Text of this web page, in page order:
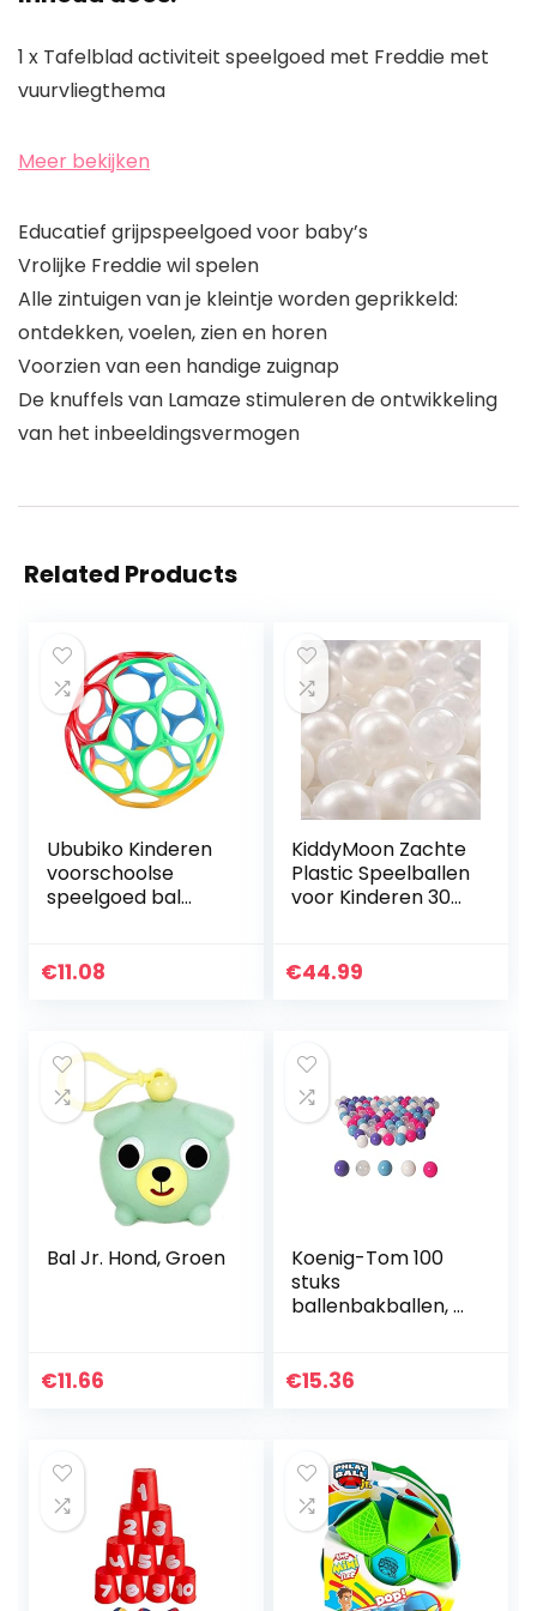
1 x Tafelblad activiteit speelgoed met Freddie met
vuurvliegthema
Meer bekijken
Educatief grijpspeelgoed voor baby’s
Vrolijke Freddie wil spelen
Alle zintuigen van je kleintje worden geprikkeld:
ontdekken, voelen, zien en horen
Voorzien van een handige zuignap
De knuffels van Lamaze stimuleren de ontwikkeling
van het inbeeldingsvermogen
Related Products
Ububiko Kinderen
voorschoolse
speelgoed bal
speelgoed bal
€11.08
KiddyMoon Zachte
Plastic Speelballen
voor Kinderen 300
Gecertificeerd
€44.99
Bal Jr. Hond, Groen
€11.66
Koenig-Tom 100
stuks
ballenbakballen, 6
kleuterscholen en
plastic…
€15.36